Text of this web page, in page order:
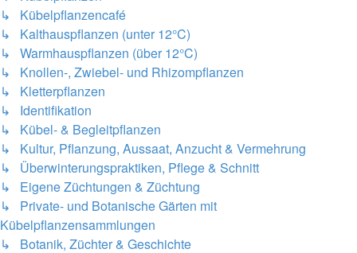
↳ Kübelpflanzencafé
↳ Kalthauspflanzen (unter 12°C)
↳ Warmhauspflanzen (über 12°C)
↳ Knollen-, Zwiebel- und Rhizompflanzen
↳ Kletterpflanzen
↳ Identifikation
↳ Kübel- & Begleitpflanzen
↳ Kultur, Pflanzung, Aussaat, Anzucht & Vermehrung
↳ Überwinterungspraktiken, Pflege & Schnitt
↳ Eigene Züchtungen & Züchtung
↳ Private- und Botanische Gärten mit
Kübelpflanzensammlungen
↳ Botanik, Züchter & Geschichte